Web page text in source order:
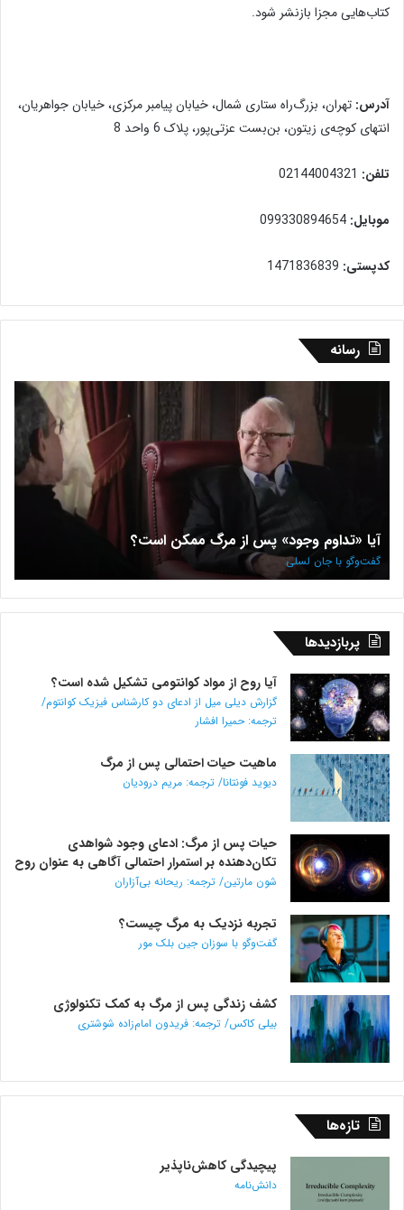
کتاب‌هایی مجزا بازنشر شود.
آدرس: تهران، بزرگ‌راه ستاری شمال، خیابان پیامبر مرکزی، خیابان جواهریان،
انتهای کوچه‌ی زیتون، بن‌بست عزتی‌پور، پلاک 6 واحد 8
تلفن:
موبایل:
کدپستی:
رسانه
پس
گفت‌وگو
جان
لسلی
آیا «تداوم وجود» پس از مرگ ممکن است؟
گفت‌وگو با جان لسلی
با
پربازدیدها
آیا روح از مواد کوانتومی تشکیل شده است؟
گزارش دیلی میل از ادعای دو کارشناس فیزیک کوانتوم/
ترجمه: حمیرا افشار
ماهیت حیات احتمالی پس از مرگ
دیوید فونتانا/ ترجمه: مریم درودیان
حیات پس از مرگ: ادعای وجود شواهدی
تکان‌دهنده بر استمرار احتمالی آگاهی به عنوان روح
شون مارتین/ ترجمه: ریحانه بی‌آزاران
تجربه نزدیک به مرگ چیست؟
گفت‌و‌گو با سوزان جین بلک مور
کشف زندگی پس از مرگ به کمک تکنولوژی
بیلی کاکس/ ترجمه: فریدون امام‌زاده شوشتری
تازه‌ها
پیچیدگی کاهش‌ناپذیر
دانش‌نامه